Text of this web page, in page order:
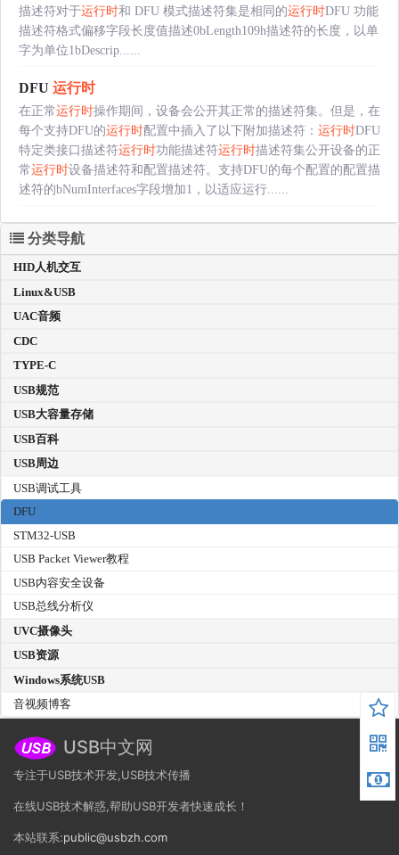
描述符对于运行时和 DFU 模式描述符集是相同的运行时DFU 功能
描述符格式偏移字段长度值描述0bLength109h描述符的长度，以单
字为单位1bDescrip......
DFU 运行时
在正常运行时操作期间，设备会公开其正常的描述符集。但是，在
每个支持DFU的运行时配置中插入了以下附加描述符： 运行时DFU
特定类接口描述符运行时功能描述符运行时描述符集公开设备的正
常运行时设备描述符和配置描述符。支持DFU的每个配置的配置描
述符的bNumInterfaces字段增加1，以适应运行......
分类导航
HID人机交互
Linux&USB
UAC音频
CDC
TYPE-C
USB规范
USB大容量存储
USB百科
USB周边
USB调试工具
DFU
STM32-USB
USB Packet Viewer教程
USB内容安全设备
USB总线分析仪
UVC摄像头
USB资源
Windows系统USB
音视频博客
USB中文网
专注于USB技术开发,USB技术传播
在线USB技术解惑,帮助USB开发者快速成长！
本站联系:public@usbzh.com